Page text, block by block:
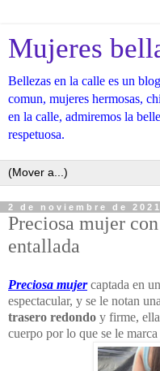
Mujeres
Bellezas en la calle es un
comun, mujeres hermosas,
en la calle, admiremos la
respetuosa.
2 de noviembre de 2021
Preciosa mujer
entallada
Preciosa mujercaptada en
espectacular, y se le notan
trasero redondo y firme,
cuerpo por lo que se le